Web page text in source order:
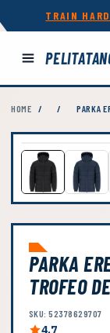
TRAIN
HOME / / PARKA
PARKA
TROFEO
SKU: 52378629707
4.7